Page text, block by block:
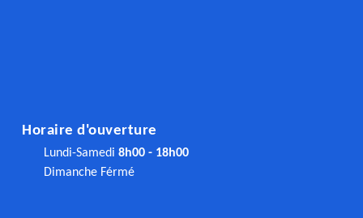
Horaire d'ouverture
Lundi-Samedi 8h00 - 18h00
Dimanche Férmé